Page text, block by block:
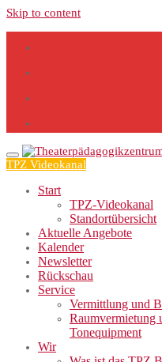
Skip to content
TPZ Videokanal
Start
TPZ-Videokanal
Standortübersicht
Aktuelle Angebote
Kalender
Newsletter
Rückschau
Service
Vermittlung und
Raumvermietung
Tonequipment
Wir